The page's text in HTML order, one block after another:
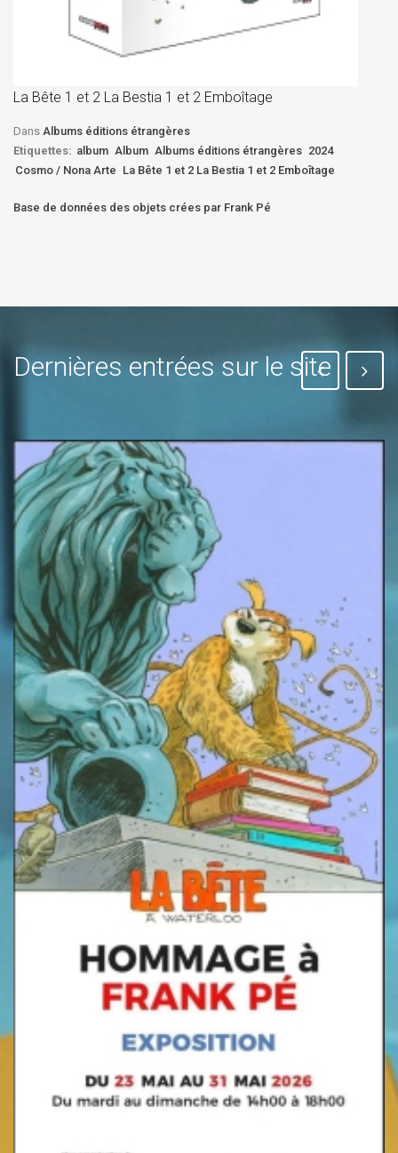
La Bête 1 et 2 La Bestia 1 et 2 Emboîtage
Dans Albums éditions étrangères
Etiquettes: album Album Albums éditions étrangères 2024
Cosmo / Nona Arte La Bête 1 et 2 La Bestia 1 et 2 Emboîtage
Base de données des objets crées par Frank Pé
Dernières entrées sur le site